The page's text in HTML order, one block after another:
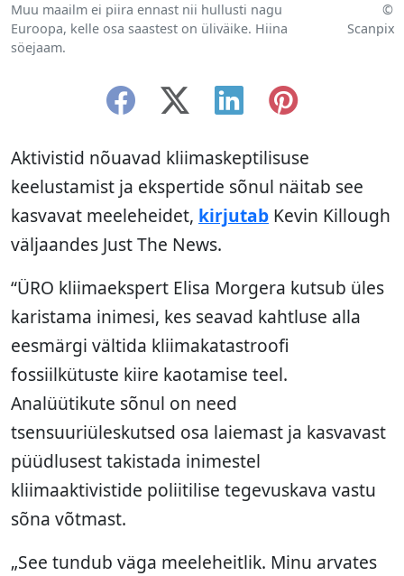
Muu maailm ei piira ennast nii hullusti nagu
Euroopa, kelle osa saastest on üliväike. Hiina
söejaam.
©
Scanpix
Aktivistid nõuavad kliimaskeptilisuse
keelustamist ja ekspertide sõnul näitab see
kasvavat meeleheidet, kirjutab Kevin Killough
väljaandes Just The News.
“ÜRO kliimaekspert Elisa Morgera kutsub üles
karistama inimesi, kes seavad kahtluse alla
eesmärgi vältida kliimakatastroofi
fossiilkütuste kiire kaotamise teel.
Analüütikute sõnul on need
tsensuuriüleskutsed osa laiemast ja kasvavast
püüdlusest takistada inimestel
kliimaaktivistide poliitilise tegevuskava vastu
sõna võtmast.
„See tundub väga meeleheitlik. Minu arvates